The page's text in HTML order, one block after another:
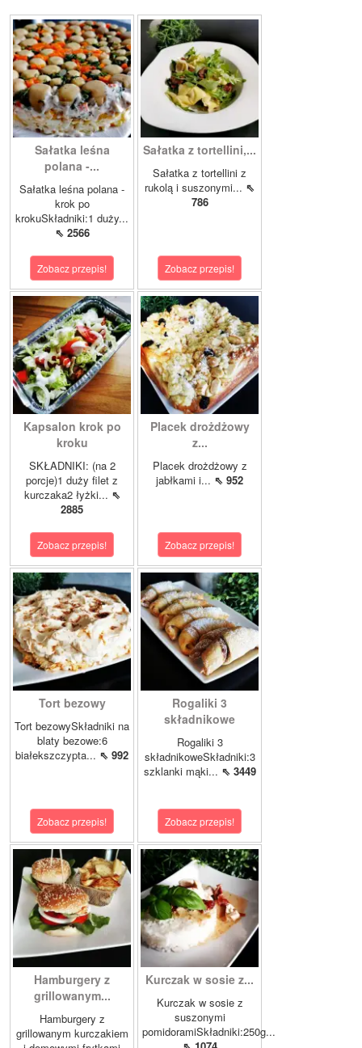
Sałatka leśna
polana -...
Sałatka leśna polana -
krok po
krokuSkładniki:1 duży...
⇖ 2566
Zobacz przepis!
Sałatka z tortellini,...
Sałatka z tortellini z
rukolą i suszonymi... ⇖
786
Zobacz przepis!
Kapsalon krok po
kroku
SKŁADNIKI: (na 2
porcje)1 duży filet z
kurczaka2 łyżki... ⇖
2885
Zobacz przepis!
Placek drożdżowy
z...
Placek drożdżowy z
jabłkami i... ⇖ 952
Zobacz przepis!
Tort bezowy
Tort bezowySkładniki na
blaty bezowe:6
białekszczypta... ⇖ 992
Zobacz przepis!
Rogaliki 3
składnikowe
Rogaliki 3
składnikoweSkładniki:3
szklanki mąki... ⇖ 3449
Zobacz przepis!
Hamburgery z
grillowanym...
Hamburgery z
grillowanym kurczakiem
Kurczak w sosie z...
Kurczak w sosie z
suszonymi
pomidoramiSkładniki:250g...